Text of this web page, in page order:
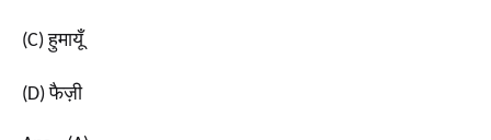
(C)हुमायूँ
(D)फैज़ी